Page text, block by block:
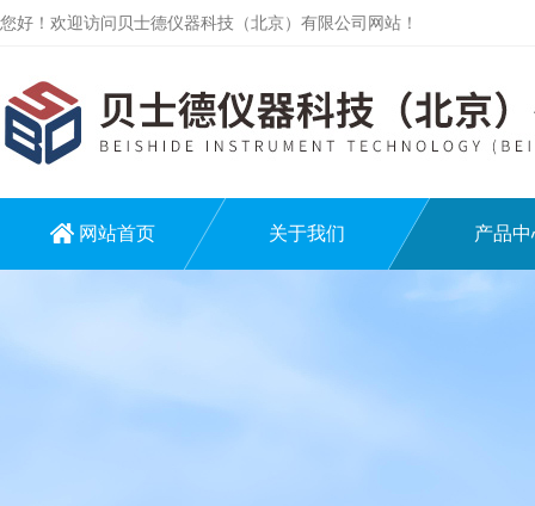
您好！欢迎访问贝士德仪器科技（北京）有限公司网站！
网站首页 关于我们 产品中